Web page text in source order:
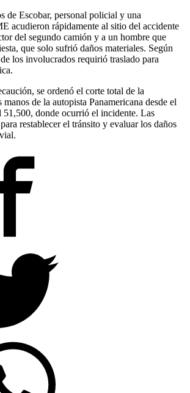
de Escobar, personal policial y una
acudieron rápidamente al sitio del accidente
del segundo camión y a un hombre que
que solo sufrió daños materiales. Según
los involucrados requirió traslado para
se ordenó el corte total de la
de la autopista Panamericana desde el
51,500, donde ocurrió el incidente. Las
restablecer el tránsito y evaluar los daños